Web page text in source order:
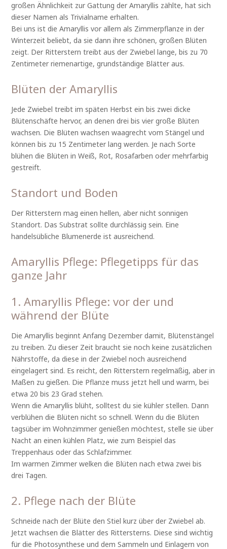
großen Ähnlichkeit zur Gattung der Amaryllis zählte, hat sich
dieser Namen als Trivialname erhalten.
Bei uns ist die Amaryllis vor allem als Zimmerpflanze in der
Winterzeit beliebt, da sie dann ihre schönen, großen Blüten
zeigt. Der Ritterstern treibt aus der Zwiebel lange, bis zu 70
Zentimeter riemenartige, grundständige Blätter aus.
Blüten der Amaryllis
Jede Zwiebel treibt im späten Herbst ein bis zwei dicke
Blütenschäfte hervor, an denen drei bis vier große Blüten
wachsen. Die Blüten wachsen waagrecht vom Stängel und
können bis zu 15 Zentimeter lang werden. Je nach Sorte
blühen die Blüten in Weiß, Rot, Rosafarben oder mehrfarbig
gestreift.
Standort und Boden
Der Ritterstern mag einen hellen, aber nicht sonnigen
Standort. Das Substrat sollte durchlässig sein. Eine
handelsübliche Blumenerde ist ausreichend.
Amaryllis Pflege: Pflegetipps für das
ganze Jahr
1. Amaryllis Pflege: vor der und
während der Blüte
Die Amaryllis beginnt Anfang Dezember damit, Blütenstängel
zu treiben. Zu dieser Zeit braucht sie noch keine zusätzlichen
Nährstoffe, da diese in der Zwiebel noch ausreichend
eingelagert sind. Es reicht, den Ritterstern regelmäßig, aber in
Maßen zu gießen. Die Pflanze muss jetzt hell und warm, bei
etwa 20 bis 23 Grad stehen.
Wenn die Amaryllis blüht, solltest du sie kühler stellen. Dann
verblühen die Blüten nicht so schnell. Wenn du die Blüten
tagsüber im Wohnzimmer genießen möchtest, stelle sie über
Nacht an einen kühlen Platz, wie zum Beispiel das
Treppenhaus oder das Schlafzimmer.
Im warmen Zimmer welken die Blüten nach etwa zwei bis
drei Tagen.
2. Pflege nach der Blüte
Schneide nach der Blüte den Stiel kurz über der Zwiebel ab.
Jetzt wachsen die Blätter des Rittersterns. Diese sind wichtig
für die Photosynthese und dem Sammeln und Einlagern von